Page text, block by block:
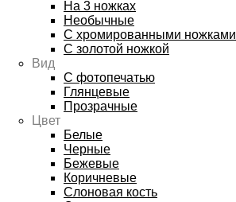
На 3 ножках
Необычные
С хромированными ножками
С золотой ножкой
Вид
С фотопечатью
Глянцевые
Прозрачные
Цвет
Белые
Черные
Бежевые
Коричневые
Слоновая кость